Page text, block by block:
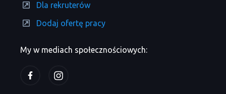
My w mediach społecznościowych:
Dla rekruterów
Dodaj ofertę pracy